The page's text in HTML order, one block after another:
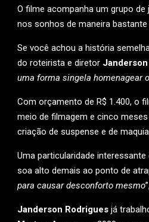
O filme acompanha um grupo
nos sonhos de maneira
Se você achou a história
do roteirista e diretor
uma forma singela homenagear
Com orçamento de R$ 1.400, o
meio de filmagem e cinco
criação de suspense e de
Uma particularidade interessante
soa alto demais ao ponto de
para causar desconforto mesmo
Janderson Rodrigues já